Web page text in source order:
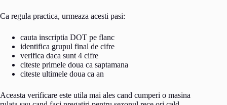
Ca regula practica, urmeaza acesti pasi:
cauta inscriptia DOT pe flanc
identifica grupul final de cifre
verifica daca sunt 4 cifre
citeste primele doua ca saptamana
citeste ultimele doua ca an
Aceasta verificare este utila mai ales cand cumperi o masina